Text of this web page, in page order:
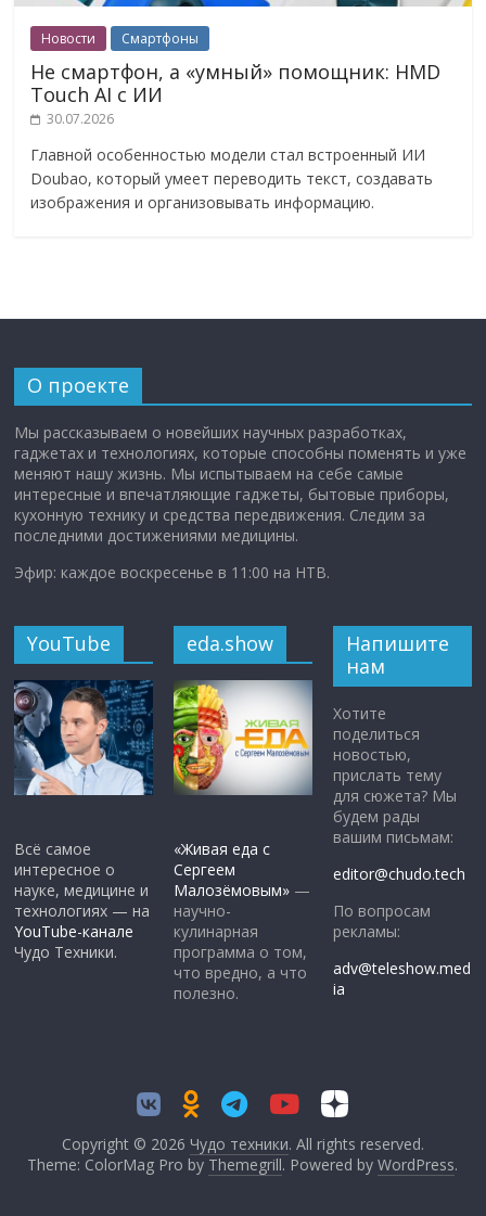
Новости Смартфоны
Не смартфон, а «умный» помощник: HMD
Touch AI с ИИ
30.07.2026
Главной особенностью модели стал встроенный ИИ
Doubao, который умеет переводить текст, создавать
изображения и организовывать информацию.
О проекте
Мы рассказываем о новейших научных разработках,
гаджетах и технологиях, которые способны поменять и уже
меняют нашу жизнь. Мы испытываем на себе самые
интересные и впечатляющие гаджеты, бытовые приборы,
кухонную технику и средства передвижения. Следим за
последними достижениями медицины.
Эфир: каждое воскресенье в 11:00 на НТВ.
YouTube
Всё самое
интересное о
науке, медицине и
технологиях — на
YouTube-канале
Чудо Техники.
eda.show
«Живая еда с
Сергеем
Малозёмовым» —
научно-
кулинарная
программа о том,
что вредно, а что
полезно.
Напишите
нам
Хотите
поделиться
новостью,
прислать тему
для сюжета? Мы
будем рады
вашим письмам:
editor@chudo.tech
По вопросам
рекламы:
adv@teleshow.med
ia
Copyright © 2026 Чудо техники. All rights reserved.
Theme: ColorMag Pro by Themegrill. Powered byWordPress.